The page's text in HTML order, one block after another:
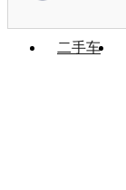
二手车